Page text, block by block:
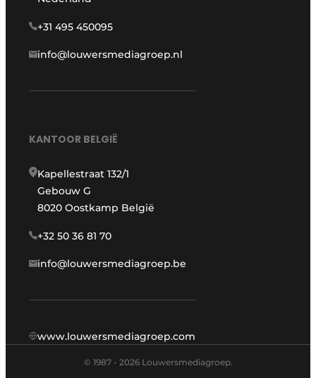
+31 495 450095
info@louwersmediagroep.nl
KANTOOR BELGIË
Kapellestraat 132/1
Gebouw G
8020 Oostkamp België
+32 50 36 81 70
info@louwersmediagroep.be
www.louwersmediagroep.com
© 1987 - 2026 Louwersmediagroep.